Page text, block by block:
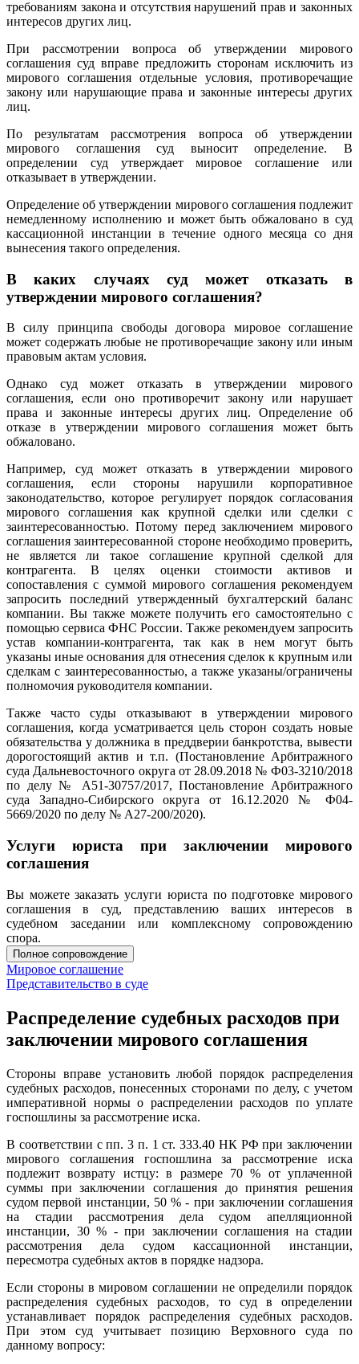
требованиям закона и отсутствия нарушений прав и законных
интересов других лиц.
При рассмотрении вопроса об утверждении мирового
соглашения суд вправе предложить сторонам исключить из
мирового соглашения отдельные условия, противоречащие
закону или нарушающие права и законные интересы других
лиц.
По результатам рассмотрения вопроса об утверждении
мирового соглашения суд выносит определение. В
определении суд утверждает мировое соглашение или
отказывает в утверждении.
Определение об утверждении мирового соглашения подлежит
немедленному исполнению и может быть обжаловано в суд
кассационной инстанции в течение одного месяца со дня
вынесения такого определения.
В каких случаях суд может отказать в
утверждении мирового соглашения?
В силу принципа свободы договора мировое соглашение
может содержать любые не противоречащие закону или иным
правовым актам условия.
Однако суд может отказать в утверждении мирового
соглашения, если оно противоречит закону или нарушает
права и законные интересы других лиц. Определение об
отказе в утверждении мирового соглашения может быть
обжаловано.
Например, суд может отказать в утверждении мирового
соглашения, если стороны нарушили корпоративное
законодательство, которое регулирует порядок согласования
мирового соглашения как крупной сделки или сделки с
заинтересованностью. Потому перед заключением мирового
соглашения заинтересованной стороне необходимо проверить,
не является ли такое соглашение крупной сделкой для
контрагента. В целях оценки стоимости активов и
сопоставления с суммой мирового соглашения рекомендуем
запросить последний утвержденный бухгалтерский баланс
компании. Вы также можете получить его самостоятельно с
помощью сервиса ФНС России. Также рекомендуем запросить
устав компании-контрагента, так как в нем могут быть
указаны иные основания для отнесения сделок к крупным или
сделкам с заинтересованностью, а также указаны/ограничены
полномочия руководителя компании.
Также часто суды отказывают в утверждении мирового
соглашения, когда усматривается цель сторон создать новые
обязательства у должника в преддверии банкротства, вывести
дорогостоящий актив и т.п. (Постановление Арбитражного
суда Дальневосточного округа от 28.09.2018 № Ф03-3210/2018
по делу № А51-30757/2017, Постановление Арбитражного
суда Западно-Сибирского округа от 16.12.2020 № Ф04-
5669/2020 по делу № А27-200/2020).
Услуги юриста при заключении мирового
соглашения
Вы можете заказать услуги юриста по подготовке мирового
соглашения в суд, представлению ваших интересов в
судебном заседании или комплексному сопровождению
спора.
Полное сопровождение
Мировое соглашение
Представительство в суде
Распределение судебных расходов при
заключении мирового соглашения
Стороны вправе установить любой порядок распределения
судебных расходов, понесенных сторонами по делу, с учетом
императивной нормы о распределении расходов по уплате
госпошлины за рассмотрение иска.
В соответствии с пп. 3 п. 1 ст. 333.40 НК РФ при заключении
мирового соглашения госпошлина за рассмотрение иска
подлежит возврату истцу: в размере 70 % от уплаченной
суммы при заключении соглашения до принятия решения
судом первой инстанции, 50 % - при заключении соглашения
на стадии рассмотрения дела судом апелляционной
инстанции, 30 % - при заключении соглашения на стадии
рассмотрения дела судом кассационной инстанции,
пересмотра судебных актов в порядке надзора.
Если стороны в мировом соглашении не определили порядок
распределения судебных расходов, то суд в определении
устанавливает порядок распределения судебных расходов.
При этом суд учитывает позицию Верховного суда по
данному вопросу: